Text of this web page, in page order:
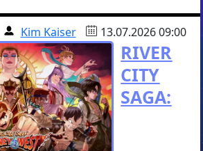
Kim Kaiser 13.07.2026 09:00
RIVER
CITY
SAGA: